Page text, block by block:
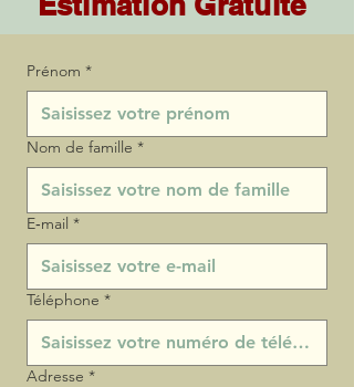
Prénom *
Nom de famille *
E‑mail *
Téléphone *
Adresse *